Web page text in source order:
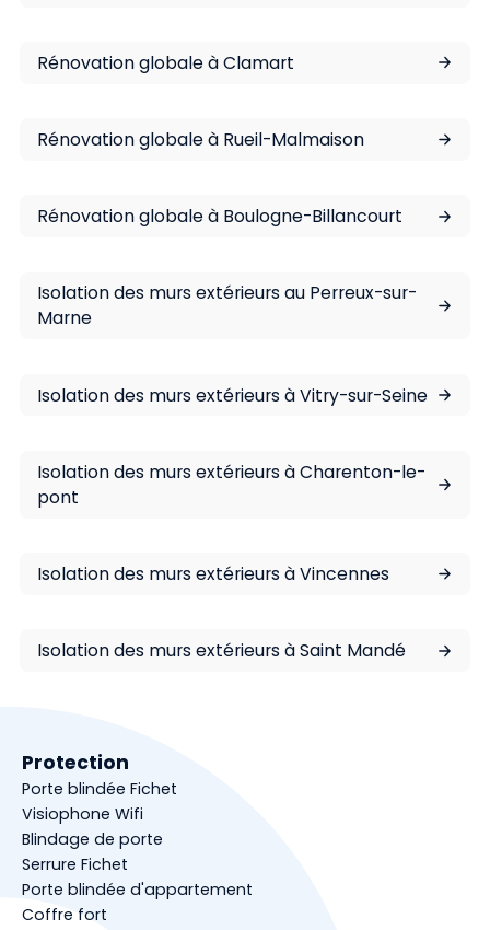
Rénovation globale à Clamart
Rénovation globale à Rueil-Malmaison
Rénovation globale à Boulogne-Billancourt
Isolation des murs extérieurs au Perreux-sur-
Marne
Isolation des murs extérieurs à Vitry-sur-Seine
Isolation des murs extérieurs à Charenton-le-
pont
Isolation des murs extérieurs à Vincennes
Isolation des murs extérieurs à Saint Mandé
Protection
Porte blindée Fichet
Visiophone Wifi
Blindage de porte
Serrure Fichet
Porte blindée d'appartement
Coffre fort